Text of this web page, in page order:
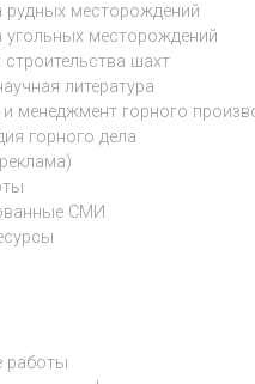
рудных месторождений
угольных месторождений
строительства шахт
литература
менеджмент горного
горного дела
СМИ
работы